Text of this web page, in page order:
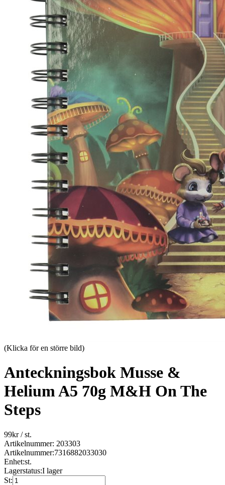
(Klicka för en större bild)
Anteckningsbok Musse &
Helium A5 70g M&H On The
Steps
99kr/ st.
Artikelnummer: 203303
Artikelnummer:7316882033030
Enhet:st.
Lagerstatus:I lager
St: